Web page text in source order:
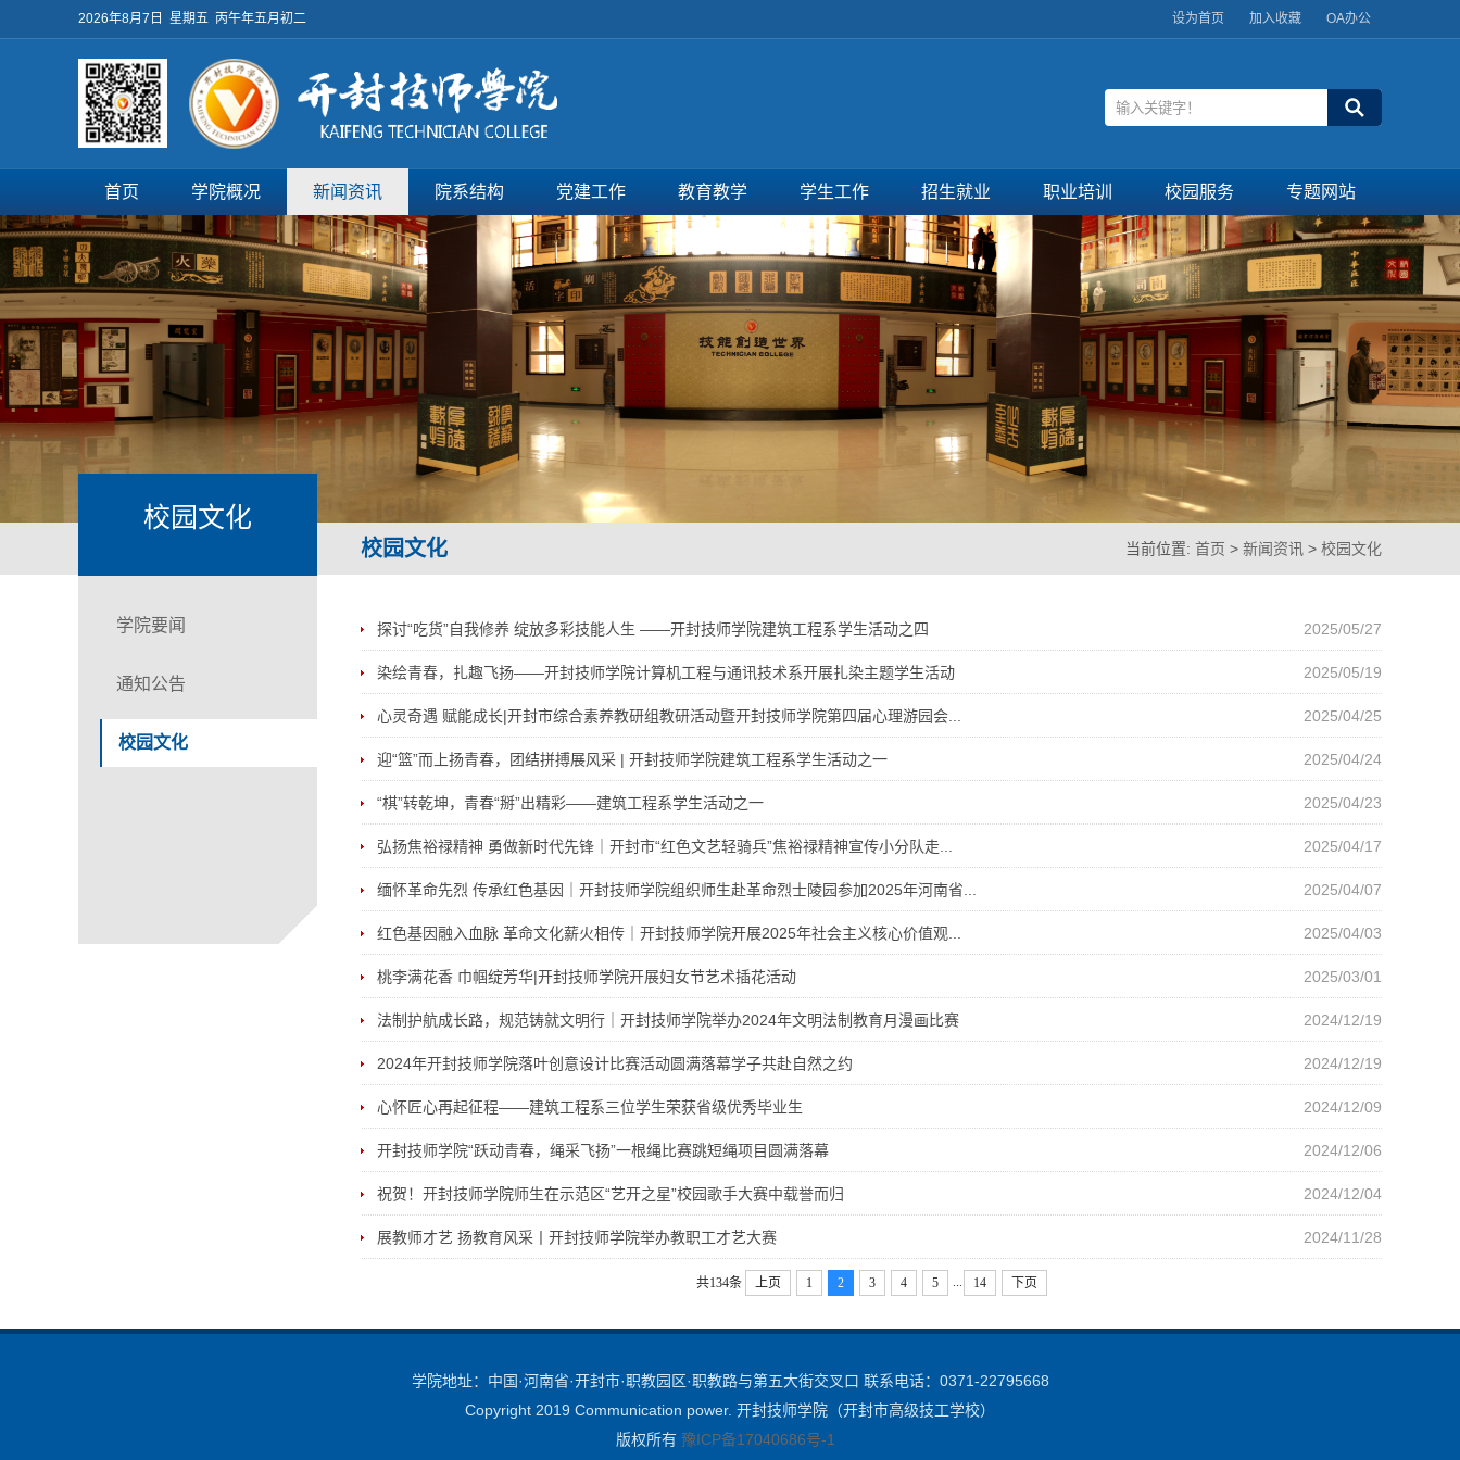
2026年8月7日 星期五 丙午年五月初二 设为首页 加入收藏 OA办公
首页 学院概况 新闻资讯 院系结构 党建工作 教育教学 学生工作 招生就业 职业培训 校园服务 专题网站
校园文化
校园文化 当前位置: 首页 > 新闻资讯 > 校园文化
学院要闻
通知公告
校园文化
探讨“吃货”自我修养 绽放多彩技能人生 ——开封技师学院建筑工程系学生活动之四 2025/05/27
染绘青春，扎趣飞扬——开封技师学院计算机工程与通讯技术系开展扎染主题学生活动 2025/05/19
心灵奇遇 赋能成长|开封市综合素养教研组教研活动暨开封技师学院第四届心理游园会... 2025/04/25
迎“篮”而上扬青春，团结拼搏展风采 | 开封技师学院建筑工程系学生活动之一 2025/04/24
“棋”转乾坤，青春“掰”出精彩——建筑工程系学生活动之一 2025/04/23
弘扬焦裕禄精神 勇做新时代先锋｜开封市“红色文艺轻骑兵”焦裕禄精神宣传小分队走... 2025/04/17
缅怀革命先烈 传承红色基因｜开封技师学院组织师生赴革命烈士陵园参加2025年河南省... 2025/04/07
红色基因融入血脉 革命文化薪火相传｜开封技师学院开展2025年社会主义核心价值观... 2025/04/03
桃李满花香 巾帼绽芳华|开封技师学院开展妇女节艺术插花活动 2025/03/01
法制护航成长路，规范铸就文明行｜开封技师学院举办2024年文明法制教育月漫画比赛 2024/12/19
2024年开封技师学院落叶创意设计比赛活动圆满落幕学子共赴自然之约 2024/12/19
心怀匠心再起征程——建筑工程系三位学生荣获省级优秀毕业生 2024/12/09
开封技师学院“跃动青春，绳采飞扬”一根绳比赛跳短绳项目圆满落幕 2024/12/06
祝贺！开封技师学院师生在示范区“艺开之星”校园歌手大赛中载誉而归 2024/12/04
展教师才艺 扬教育风采丨开封技师学院举办教职工才艺大赛 2024/11/28
共134条 上页 1 2 3 4 5 ... 14 下页
学院地址：中国·河南省·开封市·职教园区·职教路与第五大街交叉口 联系电话：0371-22795668
Copyright 2019 Communication power. 开封技师学院（开封市高级技工学校）
版权所有 豫ICP备17040686号-1